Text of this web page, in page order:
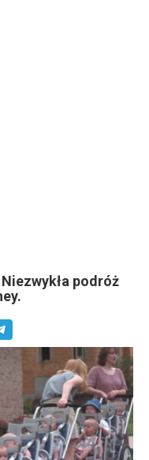
podróż